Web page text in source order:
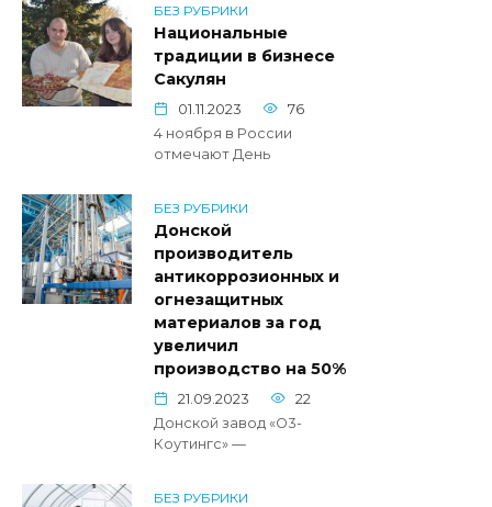
БЕЗ РУБРИКИ
Национальные
традиции в бизнесе
Сакулян
01.11.2023
76
4 ноября в России
отмечают День
БЕЗ РУБРИКИ
Донской
производитель
антикоррозионных и
огнезащитных
материалов за год
увеличил
производство на 50%
21.09.2023
22
Донской завод «О3-
Коутингс» —
БЕЗ РУБРИКИ